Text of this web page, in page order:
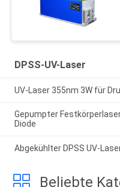
DPSS-UV-Laser
UV-Laser 355nm 3W für
Gepumpter
Diode
Abgekühlter DPSS UV-
Beliebte